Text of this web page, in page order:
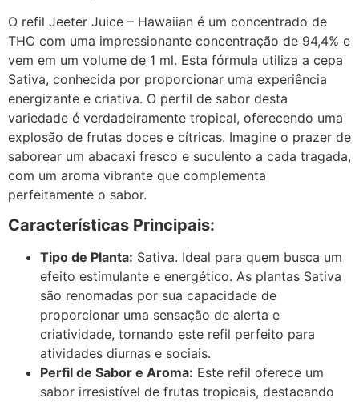
O refil Jeeter Juice – Hawaiian é um concentrado de
THC com uma impressionante concentração de 94,4% e
vem em um volume de 1 ml. Esta fórmula utiliza a cepa
Sativa, conhecida por proporcionar uma experiência
energizante e criativa. O perfil de sabor desta
variedade é verdadeiramente tropical, oferecendo uma
explosão de frutas doces e cítricas. Imagine o prazer de
saborear um abacaxi fresco e suculento a cada tragada,
com um aroma vibrante que complementa
perfeitamente o sabor.
Características Principais:
Tipo de Planta: Sativa. Ideal para quem busca um
efeito estimulante e energético. As plantas Sativa
são renomadas por sua capacidade de
proporcionar uma sensação de alerta e
criatividade, tornando este refil perfeito para
atividades diurnas e sociais.
Perfil de Sabor e Aroma: Este refil oferece um
sabor irresistível de frutas tropicais, destacando